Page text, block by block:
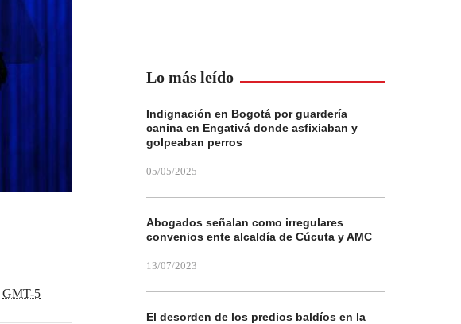
GMT-5
Lo más leído
Indignación en Bogotá por guardería
canina en Engativá donde asfixiaban y
golpeaban perros
05/05/2025
Abogados señalan como irregulares
convenios ente alcaldía de Cúcuta y AMC
13/07/2023
El desorden de los predios baldíos en la